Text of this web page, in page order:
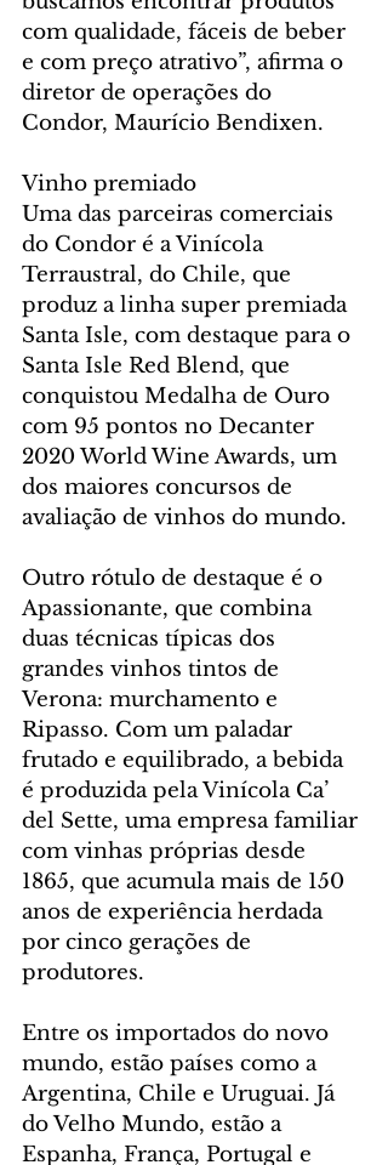
com qualidade, fáceis de beber
e com preço atrativo”, afirma o
diretor de operações do
Condor, Maurício Bendixen.
Vinho premiado
Uma das parceiras comerciais
do Condor é a Vinícola
Terraustral, do Chile, que
produz a linha super premiada
Santa Isle, com destaque para o
Santa Isle Red Blend, que
conquistou Medalha de Ouro
com 95 pontos no Decanter
2020 World Wine Awards, um
dos maiores concursos de
avaliação de vinhos do mundo.
Outro rótulo de destaque é o
Apassionante, que combina
duas técnicas típicas dos
grandes vinhos tintos de
Verona: murchamento e
Ripasso. Com um paladar
frutado e equilibrado, a bebida
é produzida pela Vinícola Ca’
del Sette, uma empresa familiar
com vinhas próprias desde
1865, que acumula mais de 150
anos de experiência herdada
por cinco gerações de
produtores.
Entre os importados do novo
mundo, estão países como a
Argentina, Chile e Uruguai. Já
do Velho Mundo, estão a
Espanha, França, Portugal e